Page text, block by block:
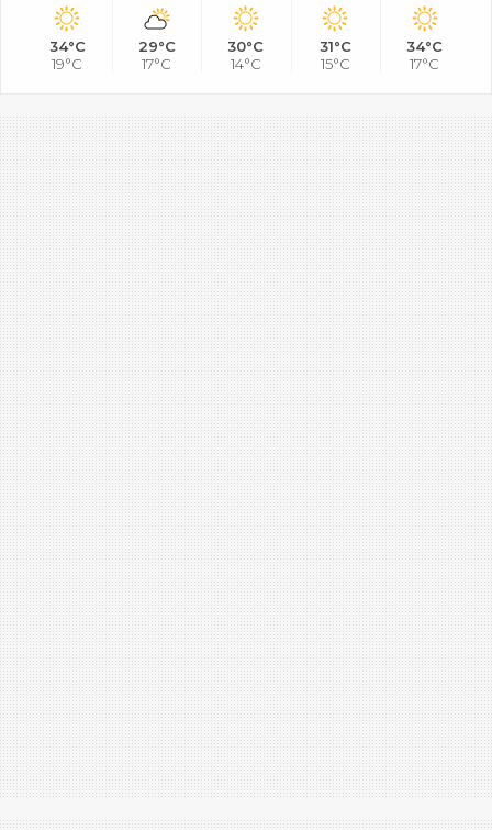
34°C
19°C
29°C
17°C
30°C
14°C
31°C
15°C
34°C
17°C